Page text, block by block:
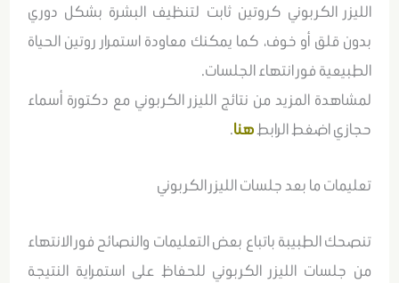
الليزر الكربوني كروتين ثابت لتنظيف البشرة بشكل دوري
بدون قلق أو خوف، كما يمكنك معاودة استمرار روتين الحياة
الطبيعية فور انتهاء الجلسات.
لمشاهدة المزيد من نتائج الليزر الكربوني مع دكتورة أسماء
حجازي اضغط الرابطهنا.
تعليمات ما بعد جلسات الليزر الكربوني
تنصحك الطبيبة باتباع بعض التعليمات والنصائح فور الانتهاء
من جلسات الليزر الكربوني للحفاظ على استمراية النتيجة